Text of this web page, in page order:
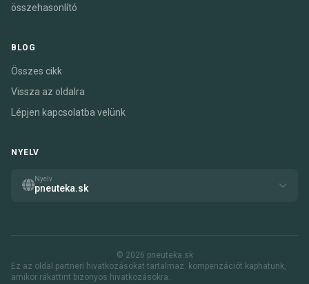
összehasonlító
BLOG
Összes cikk
Vissza az oldalra
Lépjen kapcsolatba velünk
NYELV
Nyelv
pneuteka.sk
© 2026 pneuteka.sk
Ez az oldal partneri hivatkozásokat tartalmaz. kompenzációt kaphatunk,
amikor rákattint bizonyos hivatkozásokra.